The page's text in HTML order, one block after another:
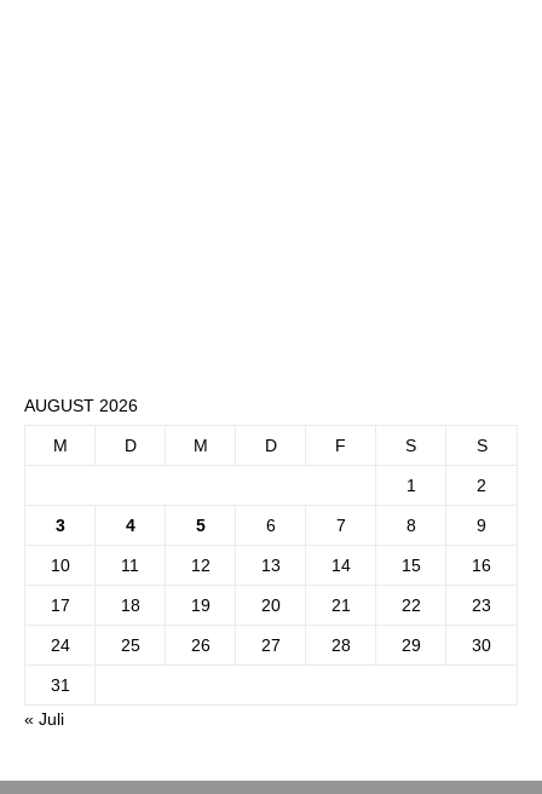
AUGUST 2026
M D M D F S S
1 2
3 4 5 6 7 8 9
10 11 12 13 14 15 16
17 18 19 20 21 22 23
24 25 26 27 28 29 30
31
« Juli